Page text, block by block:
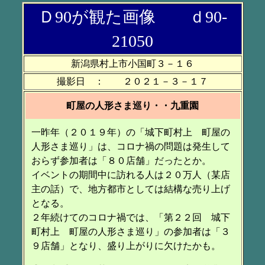
Ｄ90が観た画像 ｄ90-
21050
新潟県村上市小国町３－１６
撮影日 ： ２０２１－３－１７
町屋の人形さま巡り・・九重園
一昨年（２０１９年）の「城下町村上 町屋の
人形さま巡り」は、コロナ禍の問題は発生して
おらず参加者は「８０店舗」だったとか。
イベントの期間中に訪れる人は２０万人（某店
主の話）で、地方都市としては結構な売り上げ
となる。
２年続けてのコロナ禍では、「第２２回 城下
町村上 町屋の人形さま巡り」の参加者は「３
９店舗」となり、盛り上がりに欠けたかも。